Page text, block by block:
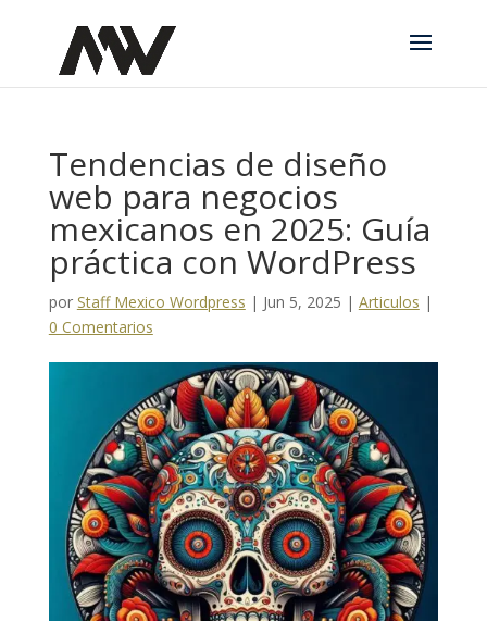
Tendencias de diseño
web para negocios
mexicanos en 2025: Guía
práctica con WordPress
por Staff Mexico Wordpress | Jun 5, 2025 | Articulos |
0 Comentarios